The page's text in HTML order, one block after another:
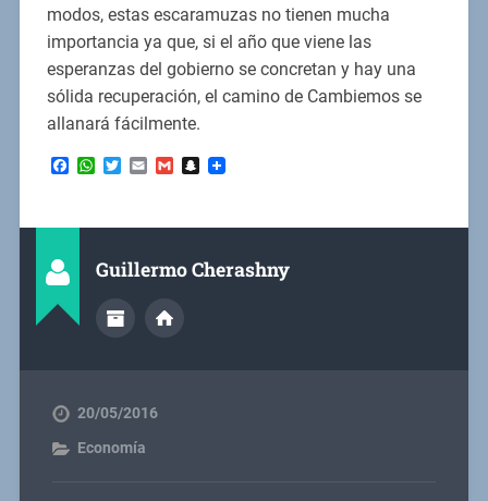
modos, estas escaramuzas no tienen mucha
importancia ya que, si el año que viene las
esperanzas del gobierno se concretan y hay una
sólida recuperación, el camino de Cambiemos se
allanará fácilmente.
Facebook
WhatsApp
Twitter
EmailGmailSnapchat
Guillermo Cherashny
20/05/2016
Economía